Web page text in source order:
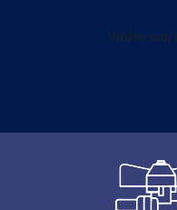
Vložte svoj